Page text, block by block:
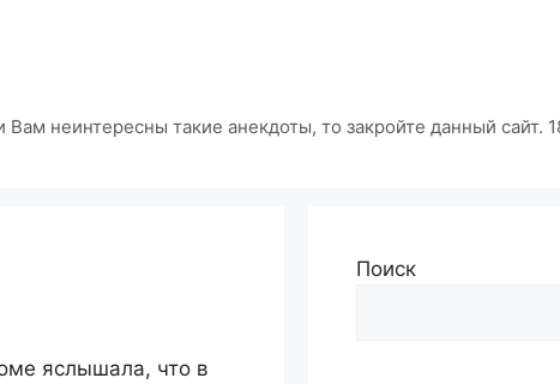
неинтересны такие анекдоты, то закройте данный сайт.
яслышала, что в
Поиск